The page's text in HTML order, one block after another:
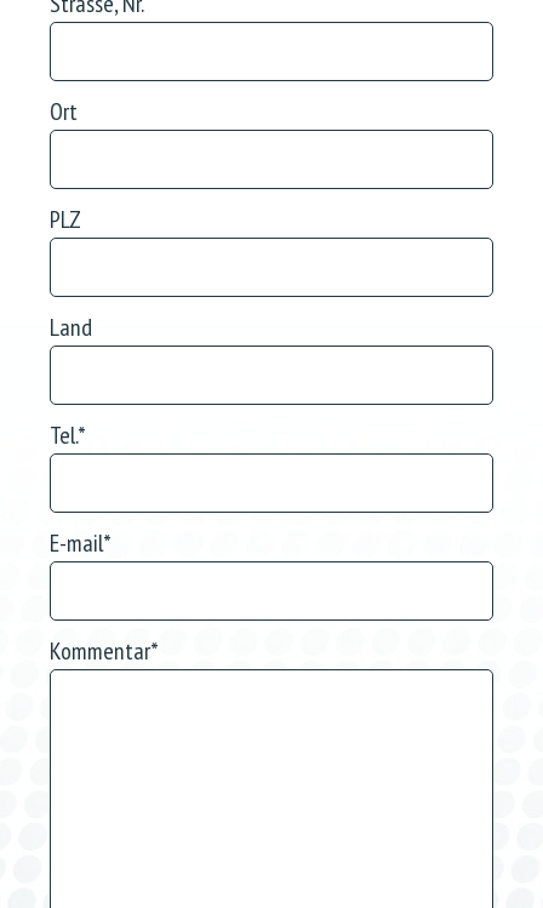
Ort
PLZ
Land
Tel.*
E-mail*
Kommentar*